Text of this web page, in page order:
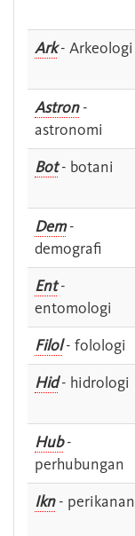
Ark- Arkeologi
Astron-
astronomi
Bot- botani
Dem-
demografi
Ent-
entomologi
Filol- folologi
Hid- hidrologi
Hub-
perhubungan
Ikn- perikanan